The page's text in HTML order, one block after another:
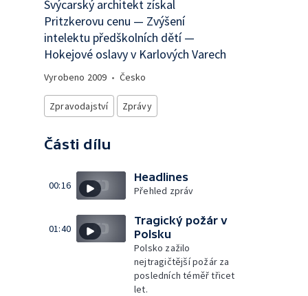
Švýcarský architekt získal
Pritzkerovu cenu — Zvýšení
intelektu předškolních dětí —
Hokejové oslavy v Karlových Varech
Vyrobeno 2009 • Česko
Zpravodajství Zprávy
Části dílu
00:16
Headlines
Přehled zpráv
01:40
Tragický požár v
Polsku
Polsko zažilo
nejtragičtější požár za
posledních téměř třicet
let.